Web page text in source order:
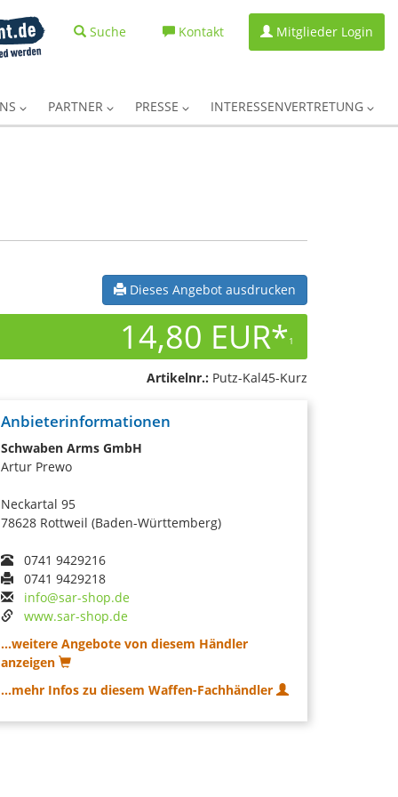
Suche Kontakt Mitglieder Login
PARTNER PRESSE INTERESSENVERTRETUNG
Dieses Angebot ausdrucken
14,80 EUR*1
Artikelnr.: Putz-Kal45-Kurz
Anbieterinformationen
Schwaben Arms GmbH
Artur Prewo
Neckartal 95
78628 Rottweil (Baden-Württemberg)
0741 9429216
0741 9429218
info@sar-shop.de
www.sar-shop.de
...weitere Angebote von diesem Händler
anzeigen
...mehr Infos zu diesem Waffen-Fachhändler